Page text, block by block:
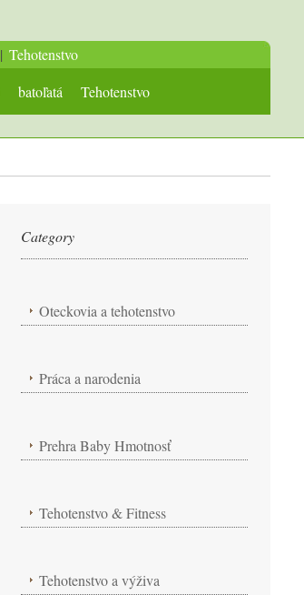
| Tehotenstvo
batoľatá Tehotenstvo
Category
Oteckovia a tehotenstvo
Práca a narodenia
Prehra Baby Hmotnosť
Tehotenstvo & Fitness
Tehotenstvo a výživa